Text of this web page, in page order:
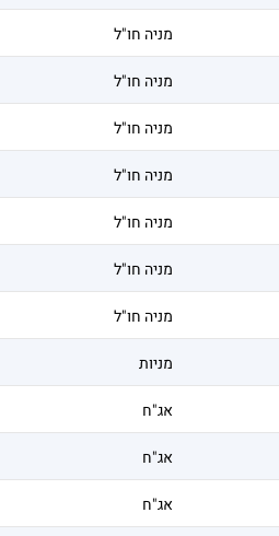
מניה חו"ל
מניה חו"ל
מניה חו"ל
מניה חו"ל
מניה חו"ל
מניה חו"ל
מניה חו"ל
מניות
אג"ח
אג"ח
אג"ח